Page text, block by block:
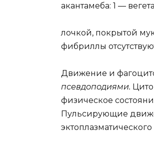
акантамеба: 1 —
лочкой, покрытой
фибриллы
Движение и
псевдоподиями.
физическое
Пульсирующие
эктоплазматического